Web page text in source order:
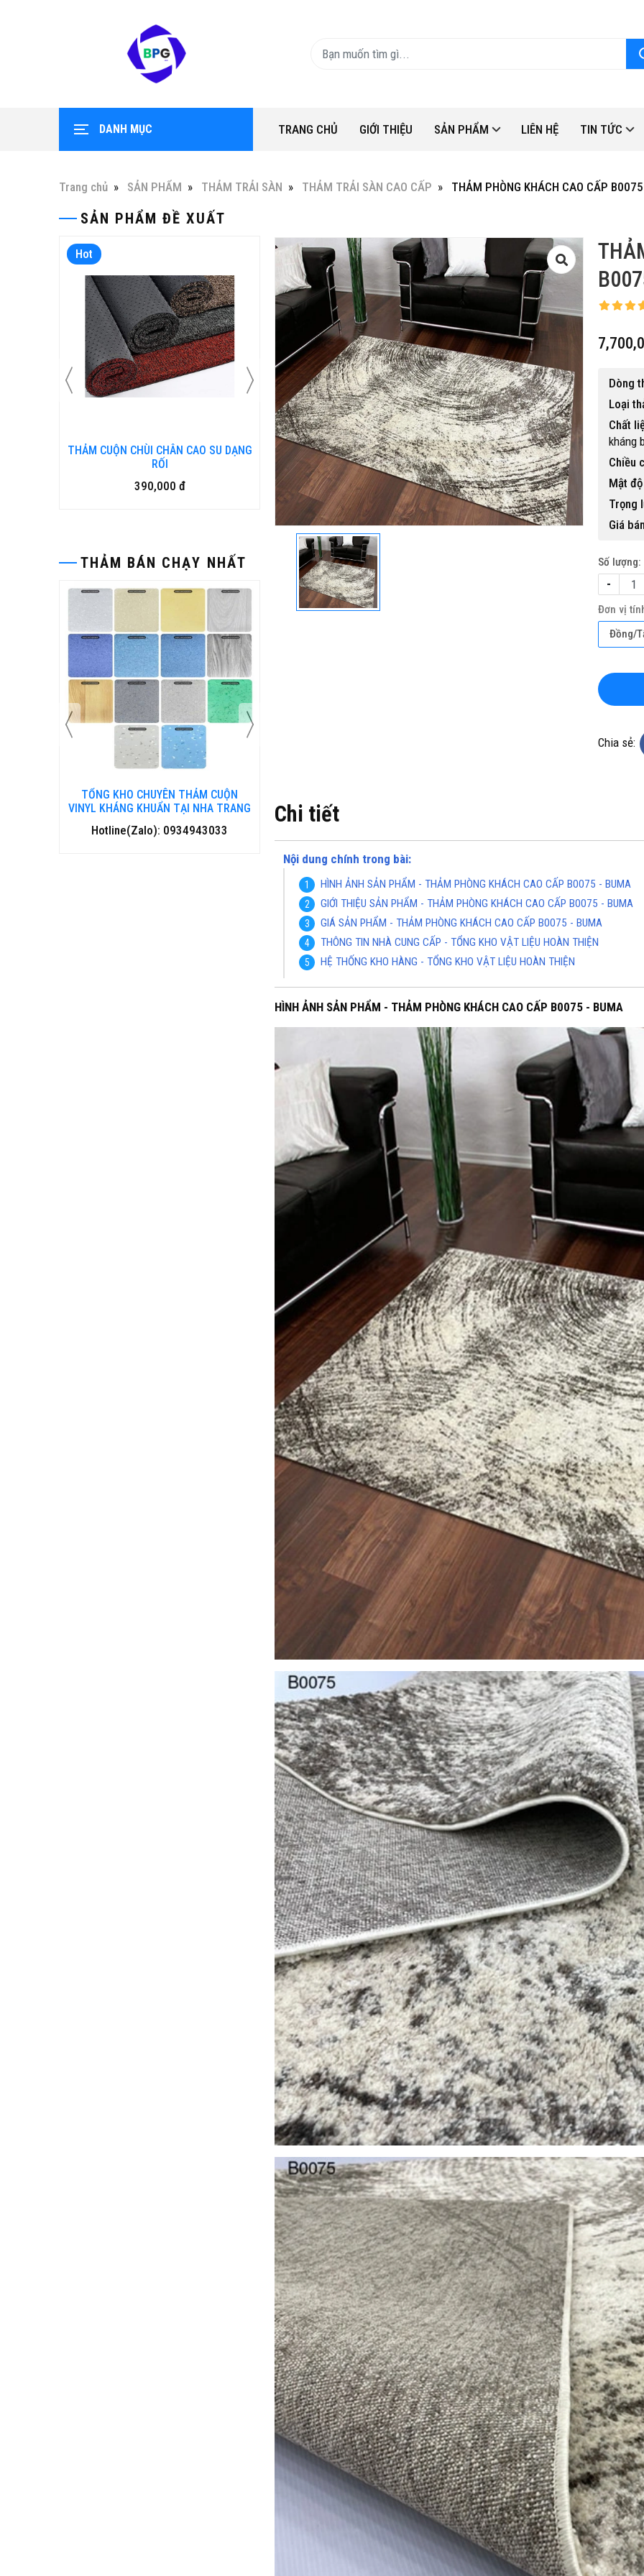
DANH MỤC TRANG CHỦ GIỚI THIỆU SẢN PHẨM LIÊN HỆ TIN TỨC
Trang chủ SẢN PHẨM THẢM TRẢI SÀN THẢM TRẢI SÀN CAO CẤP THẢM PHÒNG KHÁCH CAO CẤP
SẢN PHẨM ĐỀ XUẤT
Hot
Bàn ghế gỗ nhựa ngoài trời BP-456
15,500,000 đ
THẢM BÁN CHẠY NHẤT
TỔNG KHO CHUYÊN THẢM CUỘN
VINYL KHÁNG KHUẨN TẠI ĐÀ NẴNG
Hotline(Zalo): 0934943033
VINYL KHÁNG KHUẨN TẠI HÀ NỘI
Dòng
Loại
Chất
kháng
Chiều
Mật
Trọng
Giá
Số lượng:
-
Đơn vị
Đồng/
Chia sẻ:
Chi tiết
Nội dung chính trong bài:
HÌNH ẢNH SẢN PHẨM - THẢM PHÒNG KHÁCH CAO CẤP B0075 - BUMA
GIỚI THIỆU SẢN PHẨM - THẢM PHÒNG KHÁCH CAO CẤP B0075 - BUMA
GIÁ SẢN PHẨM - THẢM PHÒNG KHÁCH CAO CẤP B0075 - BUMA
THÔNG TIN NHÀ CUNG CẤP - TỔNG KHO VẬT LIỆU HOÀN THIỆN
HỆ THỐNG KHO HÀNG - TỔNG KHO VẬT LIỆU HOÀN THIỆN
HÌNH ẢNH SẢN PHẨM - THẢM PHÒNG KHÁCH CAO CẤP B0075 - BUMA